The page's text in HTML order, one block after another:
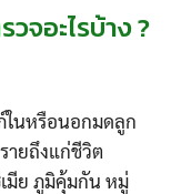
จอะไรบ้าง ?
ในหรือนอกมดลูก
ายถึงแก่ชีวิต
มีย ภูมิคุ้มกัน หมู่